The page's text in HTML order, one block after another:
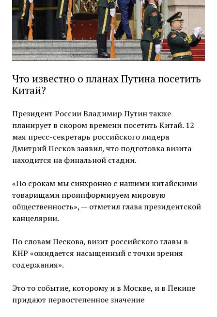
Что известно о планах Путина посетить
Китай?
Президент России Владимир Путин также
планирует в скором времени посетить Китай. 12
мая пресс-секретарь российского лидера
Дмитрий Песков заявил, что подготовка визита
находится на финальной стадии.
«По срокам мы синхронно с нашими китайскими
товарищами проинформируем мировую
общественность», — отметил глава президентской
канцелярии.
По словам Пескова, визит российского главы в
КНР «ожидается насыщенный с точки зрения
содержания».
Это то событие, которому и в Москве, и в Пекине
придают первостепенное значение